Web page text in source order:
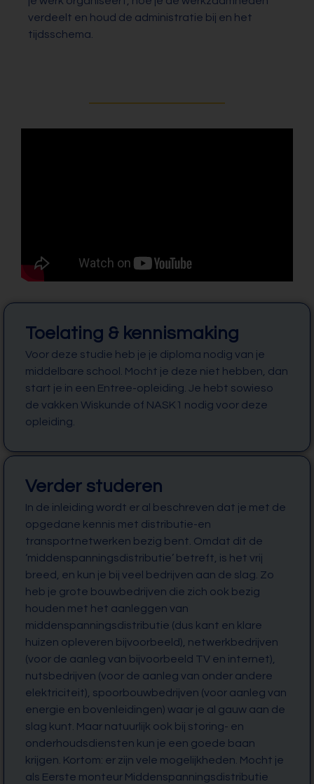
verdeelt en houd de administratie bij en het
tijdsschema.
Toelating & kennismaking
Voor deze studie heb je je diploma nodig van je
middelbare school. Mocht je deze niet hebben, dan
start je in een Entree-opleiding. Je hebt sowieso
de vakken Wiskunde of NASK1 nodig voor deze
opleiding.
Verder studeren
In de inleiding wordt er al beschreven dat je met de
opgedane kennis met distributie-en
transportnetwerken bezig bent. Omdat dit de
‘middenspanningsdistributie’ betreft, is het vrij
breed, en kun je bij veel bedrijven aan de slag. Zo
heb je grote bouwbedrijven die zich ook bezig
houden met het aanleggen van
middenspanningsdistributie (dus kant en klare
huizen opleveren bijvoorbeeld), netwerkbedrijven
(voor de aanleg van bijvoorbeeld TV en internet),
nutsbedrijven (voor de aanleg van onder andere
elektriciteit), spoorbouwbedrijven (voor aanleg van
energie en bovenleidingen) waar je al gauw aan de
slag kunt. Maar natuurlijk ook bij storing- en
onderhoudsdiensten kun je een goede baan
krijgen. Kortom: er zijn vele mogelijkheden. Mocht je
als Eerste monteur Middenspanningsdistributie